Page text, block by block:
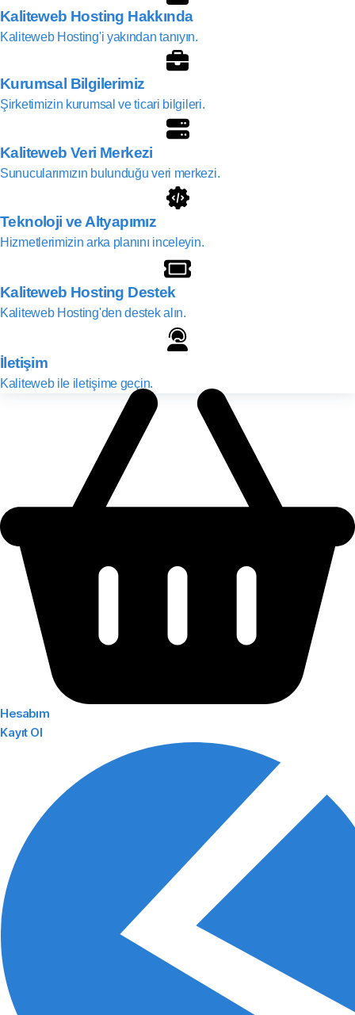
Kaliteweb Hosting Hakkında
Kaliteweb Hosting'i yakından tanıyın.
Kurumsal Bilgilerimiz
Şirketimizin kurumsal ve ticari bilgileri.
Kaliteweb Veri Merkezi
Sunucularımızın bulunduğu veri merkezi.
Teknoloji ve Altyapımız
Hizmetlerimizin arka planını inceleyin.
Kaliteweb Hosting Destek
Kaliteweb Hosting'den destek alın.
İletişim
Kaliteweb ile iletişime geçin.
Hesabım
Kayıt Ol